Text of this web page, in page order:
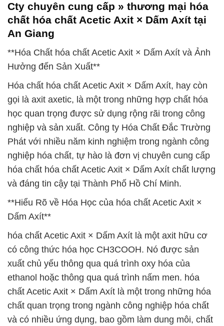
Cty chuyên cung cấp » thương mại hóa
chất hóa chất Acetic Axit × Dấm Axít tại
An Giang
**Hóa Chất hóa chất Acetic Axit × Dấm Axít và Ảnh
Hưởng đến Sản Xuất**
Hóa chất hóa chất Acetic Axit × Dấm Axít, hay còn
gọi là axit axetic, là một trong những hợp chất hóa
học quan trọng được sử dụng rộng rãi trong công
nghiệp và sản xuất. Công ty Hóa Chất Đắc Trường
Phát với nhiều năm kinh nghiệm trong ngành công
nghiệp hóa chất, tự hào là đơn vị chuyên cung cấp
hóa chất hóa chất Acetic Axit × Dấm Axít chất lượng
và đáng tin cậy tại Thành Phố Hồ Chí Minh.
**Hiểu Rõ về Hóa Học của hóa chất Acetic Axit ×
Dấm Axít**
hóa chất Acetic Axit × Dấm Axít là một axit hữu cơ
có công thức hóa học CH3COOH. Nó được sản
xuất chủ yếu thông qua quá trình oxy hóa của
ethanol hoặc thông qua quá trình nấm men. hóa
chất Acetic Axit × Dấm Axít là một trong những hóa
chất quan trọng trong ngành công nghiệp hóa chất
và có nhiều ứng dụng, bao gồm làm dung môi, chất